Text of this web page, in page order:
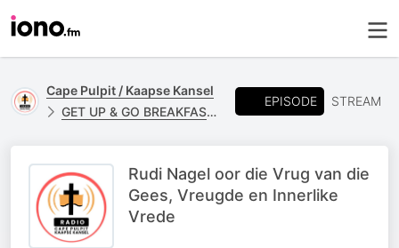
Cape Pulpit / Kaapse Kansel
GET UP & GO BREAKFAST - RUDI NAGEL
EPISODE STREAM
Rudi Nagel oor die Vrug van die
Gees, Vreugde en Innerlike
Vrede